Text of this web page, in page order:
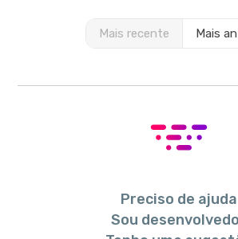
Mais recente Mais
Preciso de ajuda
Sou